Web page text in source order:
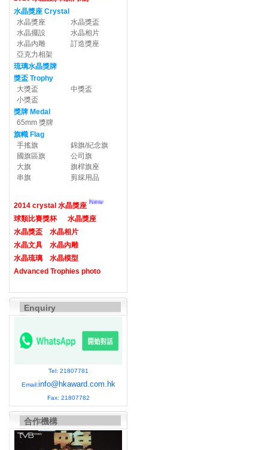
水晶獎座 Crystal
水晶獎座
水晶獎盃
水晶擺設
水晶相片
水晶內雕
訂造獎座
亞克力相架
琉璃水晶獎牌
獎盃 Trophy
大獎盃
中獎盃
小獎盃
獎牌 Medal
65mm 獎牌
旗幟 Flag
手搖旗
錦旗/紀念旗
國旗區旗
公司旗
大旗
旗桿旗座
串旗
剪綵用品
2014 crystal 水晶獎座 New
球類比賽獎杯
水晶獎座
水晶獎盃
水晶相片
水晶文具
水晶內雕
水晶琉璃
水晶模型
Advanced Trophies photo
Enquiry
Tel: 21807781
Email:info@hkaward.com.hk
Fax: 21807782
合作機構